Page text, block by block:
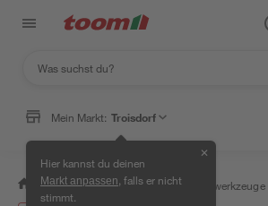
Mein Markt: Troisdorf
Hier kannst du deinen
Markt anpassen , falls er nicht
stimmt.
✕
/ Garten & Freizeit / Gartenhandwerkzeuge